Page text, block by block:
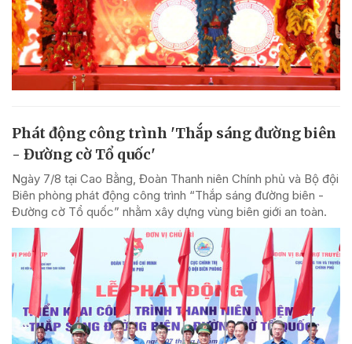
Phát động công trình 'Thắp sáng đường biên
- Đường cờ Tổ quốc'
Ngày 7/8 tại Cao Bằng, Đoàn Thanh niên Chính phủ và Bộ đội
Biên phòng phát động công trình “Thắp sáng đường biên -
Đường cờ Tổ quốc” nhằm xây dựng vùng biên giới an toàn.